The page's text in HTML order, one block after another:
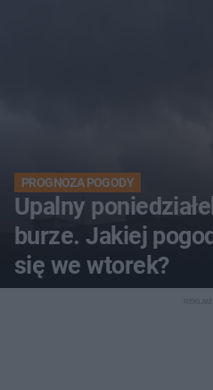
PROGNOZA POGODY
Upalny
burze. Jakiej
się we wtorek?